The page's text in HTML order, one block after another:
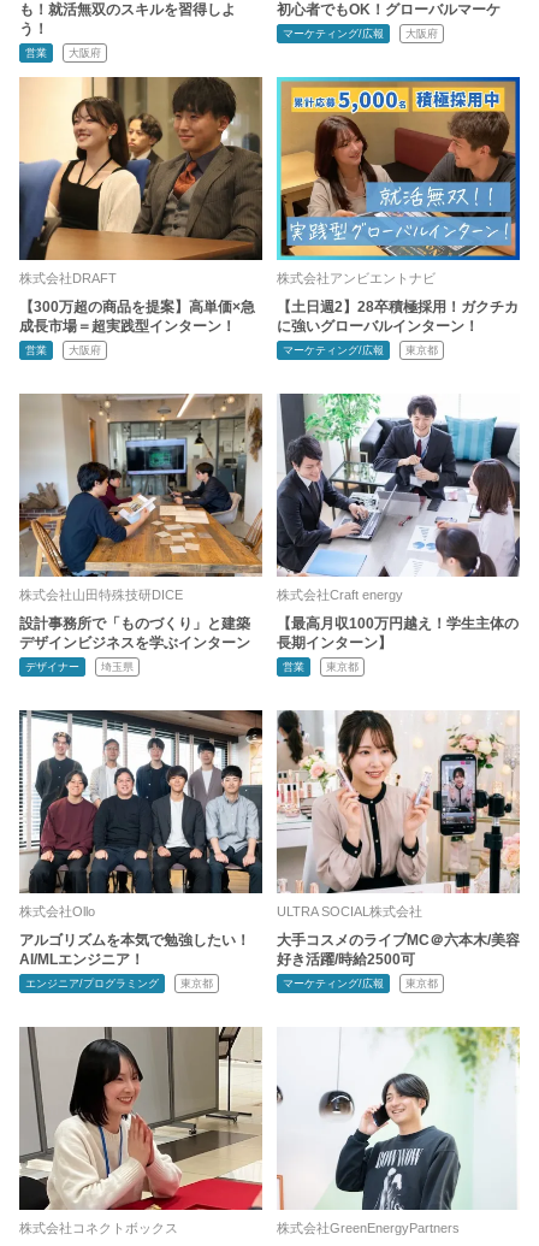
も！就活無双のスキルを習得しよ
う！
営業 大阪府
初心者でもOK！グローバルマーケ
マーケティング/広報 大阪府
株式会社DRAFT
【300万超の商品を提案】高単価×急
成長市場＝超実践型インターン！
営業 大阪府
株式会社アンビエントナビ
【土日週2】28卒積極採用！ガクチカ
に強いグローバルインターン！
マーケティング/広報 東京都
株式会社山田特殊技研DICE
設計事務所で「ものづくり」と建築
デザインビジネスを学ぶインターン
デザイナー 埼玉県
株式会社Craft energy
【最高月収100万円越え！学生主体の
長期インターン】
営業 東京都
株式会社Ollo
アルゴリズムを本気で勉強したい！
AI/MLエンジニア！
エンジニア/プログラミング 東京都
ULTRA SOCIAL株式会社
大手コスメのライブMC＠六本木/美容
好き活躍/時給2500可
マーケティング/広報 東京都
株式会社コネクトボックス 株式会社GreenEnergyPartners